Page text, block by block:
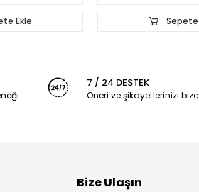
Ekle Sepete
7 / 24 DESTEK
Öneri ve şikayetlerinizi
Bize Ulaşın